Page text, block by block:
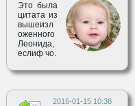
Это была
цитата из
вышеизл
оженного
Леонида,
еслиф чо.
2016-01-15 10:38